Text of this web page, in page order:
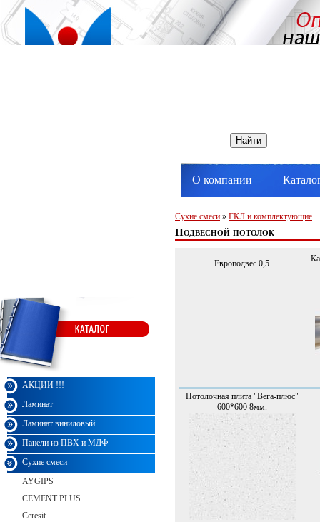
О компании
Сухие смеси » ГКЛ и комплектующие
Подвесной потолок
Европодвес 0,5
Потолочная плита "Вега-плюс"
600*600 8мм.
Монарх
АКЦИИ !!!
Ламинат
Ламинат виниловый
Панели из ПВХ и МДФ
Сухие смеси
AYGIPS
CEMENT PLUS
Ceresit